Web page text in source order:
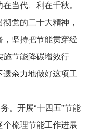
当代、利在千秋。
党的二十大精神，
，坚持把节能贯穿经
施节能降碳增效行
余力地做好这项工
。开展“十四五”节能
个梳理节能工作进展